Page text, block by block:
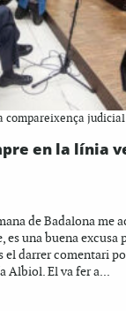
compareixença judicial
en la línia
de Badalona me
una buena excusa
el darrer comentari
Albiol. El va fer a...